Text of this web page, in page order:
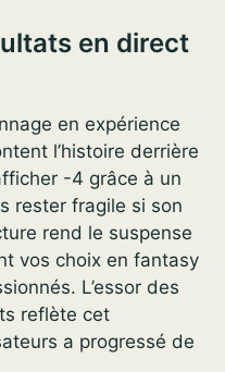
en direct
en expérience
l’histoire derrière
-4 grâce à un
rester fragile si son
rend le suspense
vos choix en fantasy
L’essor des
reflète cet
a progressé de